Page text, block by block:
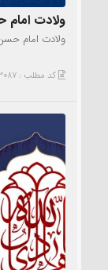
ولادت
ولادت امام
کد مطلب : 3087